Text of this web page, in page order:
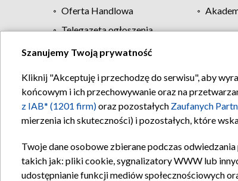
Oferta Handlowa
Telegazeta ogłoszenia
Regulamin
Szanujemy Twoją prywatność
Kliknij "Akceptuję i przechodzę do serwisu", aby
końcowym i ich przechowywanie oraz na
z IAB* (1201 firm)oraz pozostałych Zaufanych
mierzenia ich skuteczności) i pozostałych, które
Twoje dane osobowe zbierane podczas
takich jak: pliki cookie, sygnalizatory WWW lub
udostępnianie funkcji mediów społecznościowych